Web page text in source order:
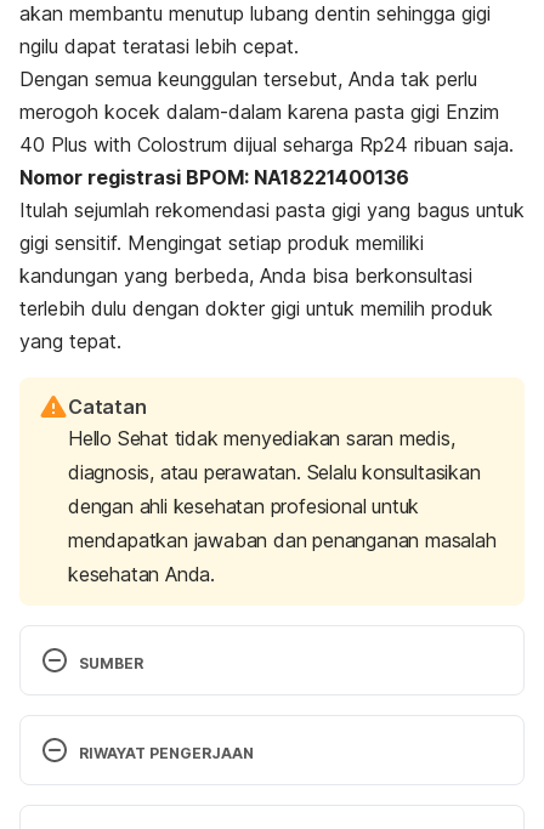
akan membantu menutup lubang dentin sehingga gigi
ngilu dapat teratasi lebih cepat.
Dengan semua keunggulan tersebut, Anda tak perlu
merogoh kocek dalam-dalam karena pasta gigi Enzim
40 Plus with Colostrum dijual seharga Rp24 ribuan saja.
Nomor registrasi BPOM: NA18221400136
Itulah sejumlah rekomendasi pasta gigi yang bagus untuk
gigi sensitif. Mengingat setiap produk memiliki
kandungan yang berbeda, Anda bisa berkonsultasi
terlebih dulu dengan dokter gigi untuk memilih produk
yang tepat.
Catatan
Hello Sehat tidak menyediakan saran medis,
diagnosis, atau perawatan. Selalu konsultasikan
dengan ahli kesehatan profesional untuk
mendapatkan jawaban dan penanganan masalah
kesehatan Anda.
SUMBER
Toothpaste ingredients. (n.d.). Teeth.org.au.
https://www.teeth.org.au/toothpaste
RIWAYAT PENGERJAAN